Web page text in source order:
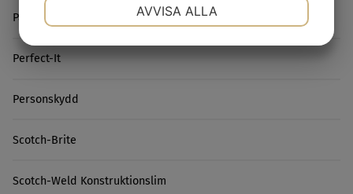
Packtejp
Perfect-It
Personskydd
Scotch-Brite
Scotch-Weld Konstruktionslim
AVVISA ALLA